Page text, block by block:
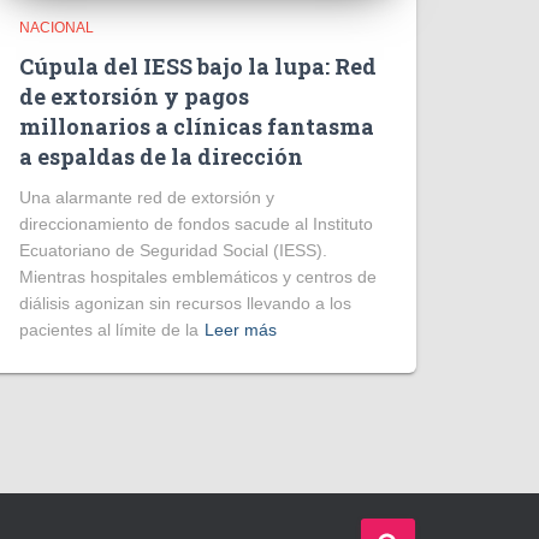
NACIONAL
Cúpula del IESS bajo la lupa: Red
de extorsión y pagos
millonarios a clínicas fantasma
a espaldas de la dirección
​Una alarmante red de extorsión y
direccionamiento de fondos sacude al Instituto
Ecuatoriano de Seguridad Social (IESS).
Mientras hospitales emblemáticos y centros de
diálisis agonizan sin recursos llevando a los
pacientes al límite de la Leer más